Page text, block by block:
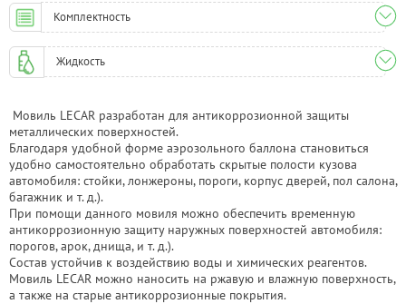
Комплектность
Жидкость
Мовиль LECAR разработан для антикоррозионной защиты
металлических поверхностей.
Благодаря удобной форме аэрозольного баллона становиться
удобно самостоятельно обработать скрытые полости кузова
автомобиля: стойки, лонжероны, пороги, корпус дверей, пол салона,
багажник и т. д.).
При помощи данного мовиля можно обеспечить временную
антикоррозионную защиту наружных поверхностей автомобиля:
порогов, арок, днища, и т. д.).
Состав устойчив к воздействию воды и химических реагентов.
Мовиль LECAR можно наносить на ржавую и влажную поверхность,
а также на старые антикоррозионные покрытия.